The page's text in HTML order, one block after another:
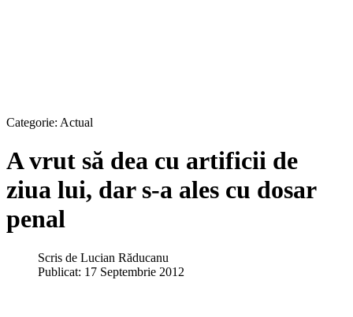
Categorie: Actual
A vrut să dea cu artificii de
ziua lui, dar s-a ales cu dosar
penal
Scris de Lucian Răducanu
Publicat: 17 Septembrie 2012